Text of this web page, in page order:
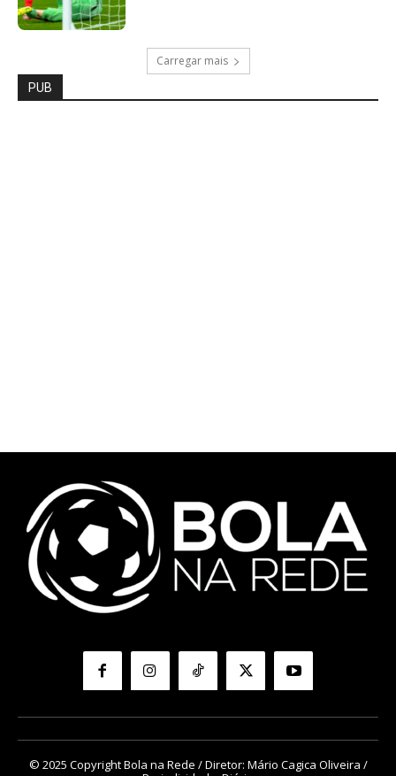
Carregar mais
PUB
© 2025 Copyright Bola na Rede / Diretor: Mário Cagica Oliveira /